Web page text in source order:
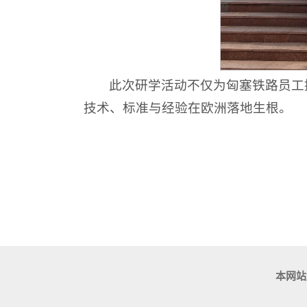
此次研学活动不仅为匈塞铁路员
技术、标准与经验在欧洲落地生根。
本网